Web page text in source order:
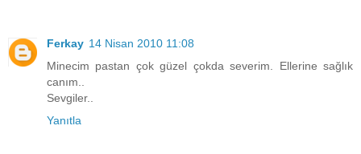
Ferkay 14 Nisan 2010 11:08
Minecim pastan çok güzel çokda severim. Ellerine sağlık
canım..
Sevgiler..
Yanıtla